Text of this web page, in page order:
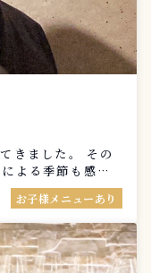
きました。 その
よる季節も感じ
験も3年、働いて
ッチンと言うのも
取りながら楽しく
レートも得意な
ださい。
お子様メニューあり